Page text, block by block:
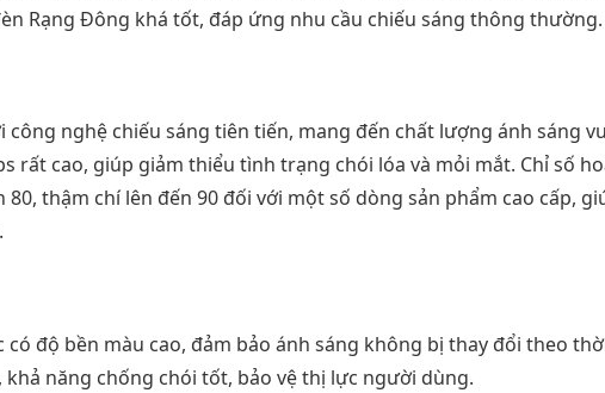
Rạng Đông khá tốt, đáp ứng nhu cầu chiếu sáng thông thường.
công nghệ chiếu sáng tiên tiến, mang đến chất lượng ánh sáng
rất cao, giúp giảm thiểu tình trạng chói lóa và mỏi mắt. Chỉ số
thậm chí lên đến 90 đối với một số dòng sản phẩm cao cấp,
có độ bền màu cao, đảm bảo ánh sáng không bị thay đổi theo
khả năng chống chói tốt, bảo vệ thị lực người dùng.